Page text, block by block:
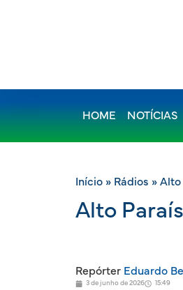
HOME NOTÍCIAS
Início » Rádios » Alto
Alto
Repórter Eduardo
3 de junho de 2026 15:49